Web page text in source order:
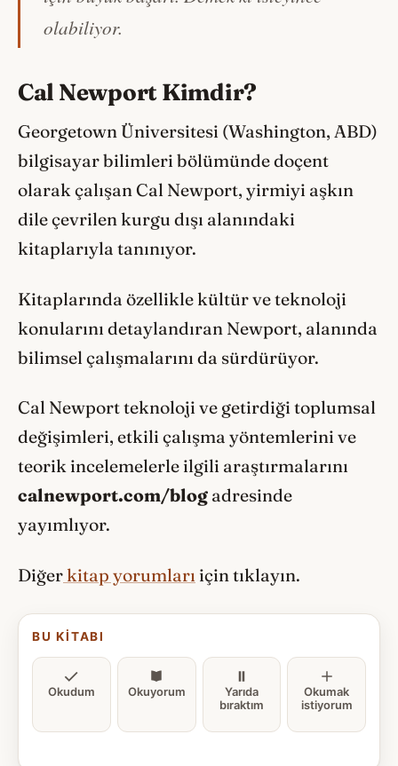
olabiliyor.
Cal Newport Kimdir?
Georgetown Üniversitesi (Washington, ABD)
bilgisayar bilimleri bölümünde doçent
olarak çalışan Cal Newport, yirmiyi aşkın
dile çevrilen kurgu dışı alanındaki
kitaplarıyla tanınıyor.
Kitaplarında özellikle kültür ve teknoloji
konularını detaylandıran Newport, alanında
bilimsel çalışmalarını da sürdürüyor.
Cal Newport teknoloji ve getirdiği toplumsal
değişimleri, etkili çalışma yöntemlerini ve
teorik incelemelerle ilgili araştırmalarını
calnewport.com/blog adresinde
yayımlıyor.
Diğer kitap yorumları için tıklayın.
BU KITABI
Okudum Okuyorum
Yarıda
bıraktım
Okumak
istiyorum